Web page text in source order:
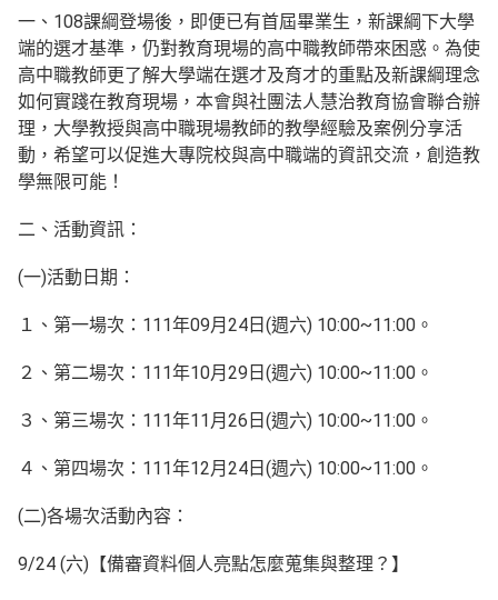
一、108課綱登場後，即便已有首屆畢業生，新課綱下大學
端的選才基準，仍對教育現場的高中職教師帶來困惑。為使
高中職教師更了解大學端在選才及育才的重點及新課綱理念
如何實踐在教育現場，本會與社團法人慧治教育協會聯合辦
理，大學教授與高中職現場教師的教學經驗及案例分享活
動，希望可以促進大專院校與高中職端的資訊交流，創造教
學無限可能！
二、活動資訊：
(一)活動日期：
１、第一場次：111年09月24日(週六) 10:00~11:00。
２、第二場次：111年10月29日(週六) 10:00~11:00。
３、第三場次：111年11月26日(週六) 10:00~11:00。
４、第四場次：111年12月24日(週六) 10:00~11:00。
(二)各場次活動內容：
9/24 (六)【備審資料個人亮點怎麼蒐集與整理？】